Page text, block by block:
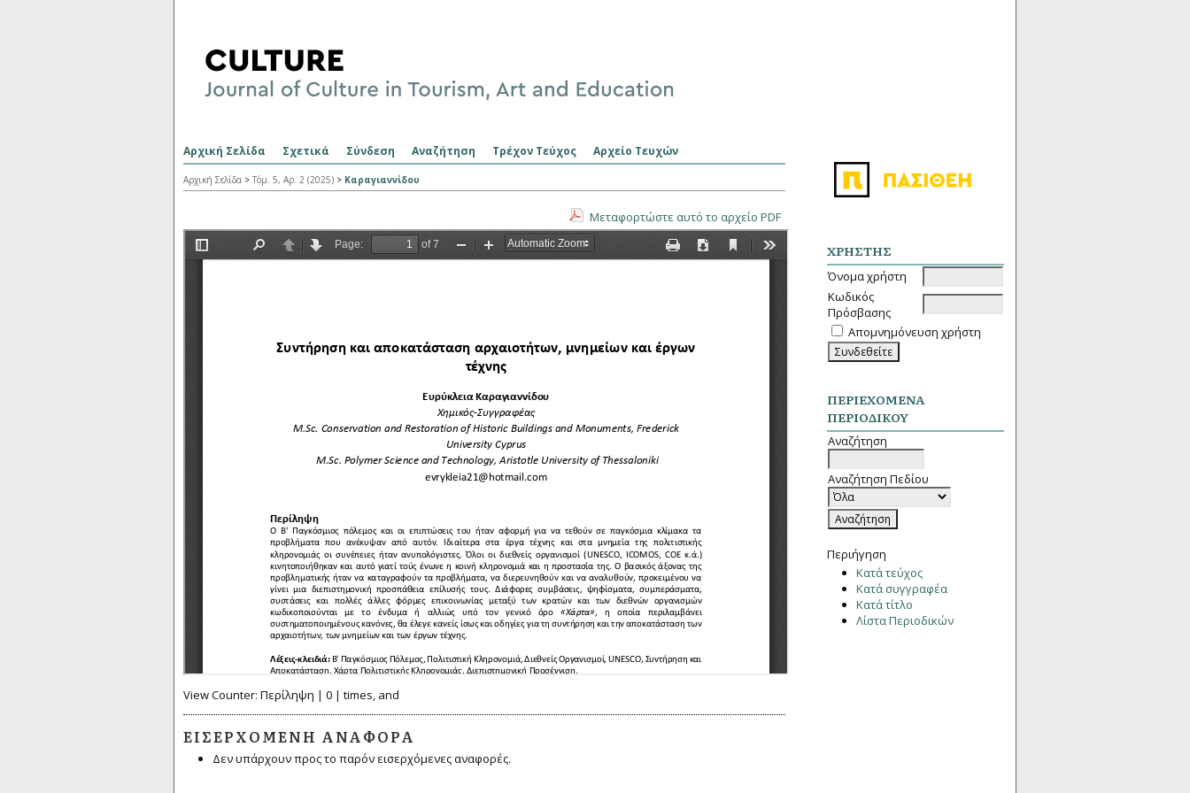
ΧΡΉΣΤΗΣ
Όνομα χρήστη
Κωδικός
Πρόσβασης
Απομνημόνευση χρήστη
ΠΕΡΙΕΧΌΜΕΝΑ
ΠΕΡΙΟΔΙΚΟΎ
Αναζήτηση
Αναζήτηση Πεδίου
Περιήγηση
Κατά τεύχος
Κατά συγγραφέα
Κατά τίτλο
Λίστα Περιοδικών
Αρχική Σελίδα Σχετικά Σύνδεση Αναζήτηση Τρέχον Τεύχος Αρχείο Τευχών
Αρχική Σελίδα > Τόμ. 5, Αρ. 2 (2025) > Καραγιαννίδου
Μεταφορτώστε αυτό το αρχείο PDF
View Counter: Περίληψη | 0 | times, and
ΕΙΣΕΡΧΌΜΕΝΗ ΑΝΑΦΟΡΆ
Δεν υπάρχουν προς το παρόν εισερχόμενες αναφορές.